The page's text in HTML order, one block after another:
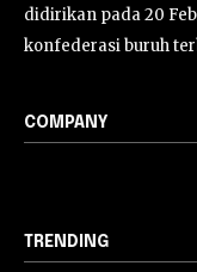
didirikan pada 20
konfederasi buruh
COMPANY
TRENDING